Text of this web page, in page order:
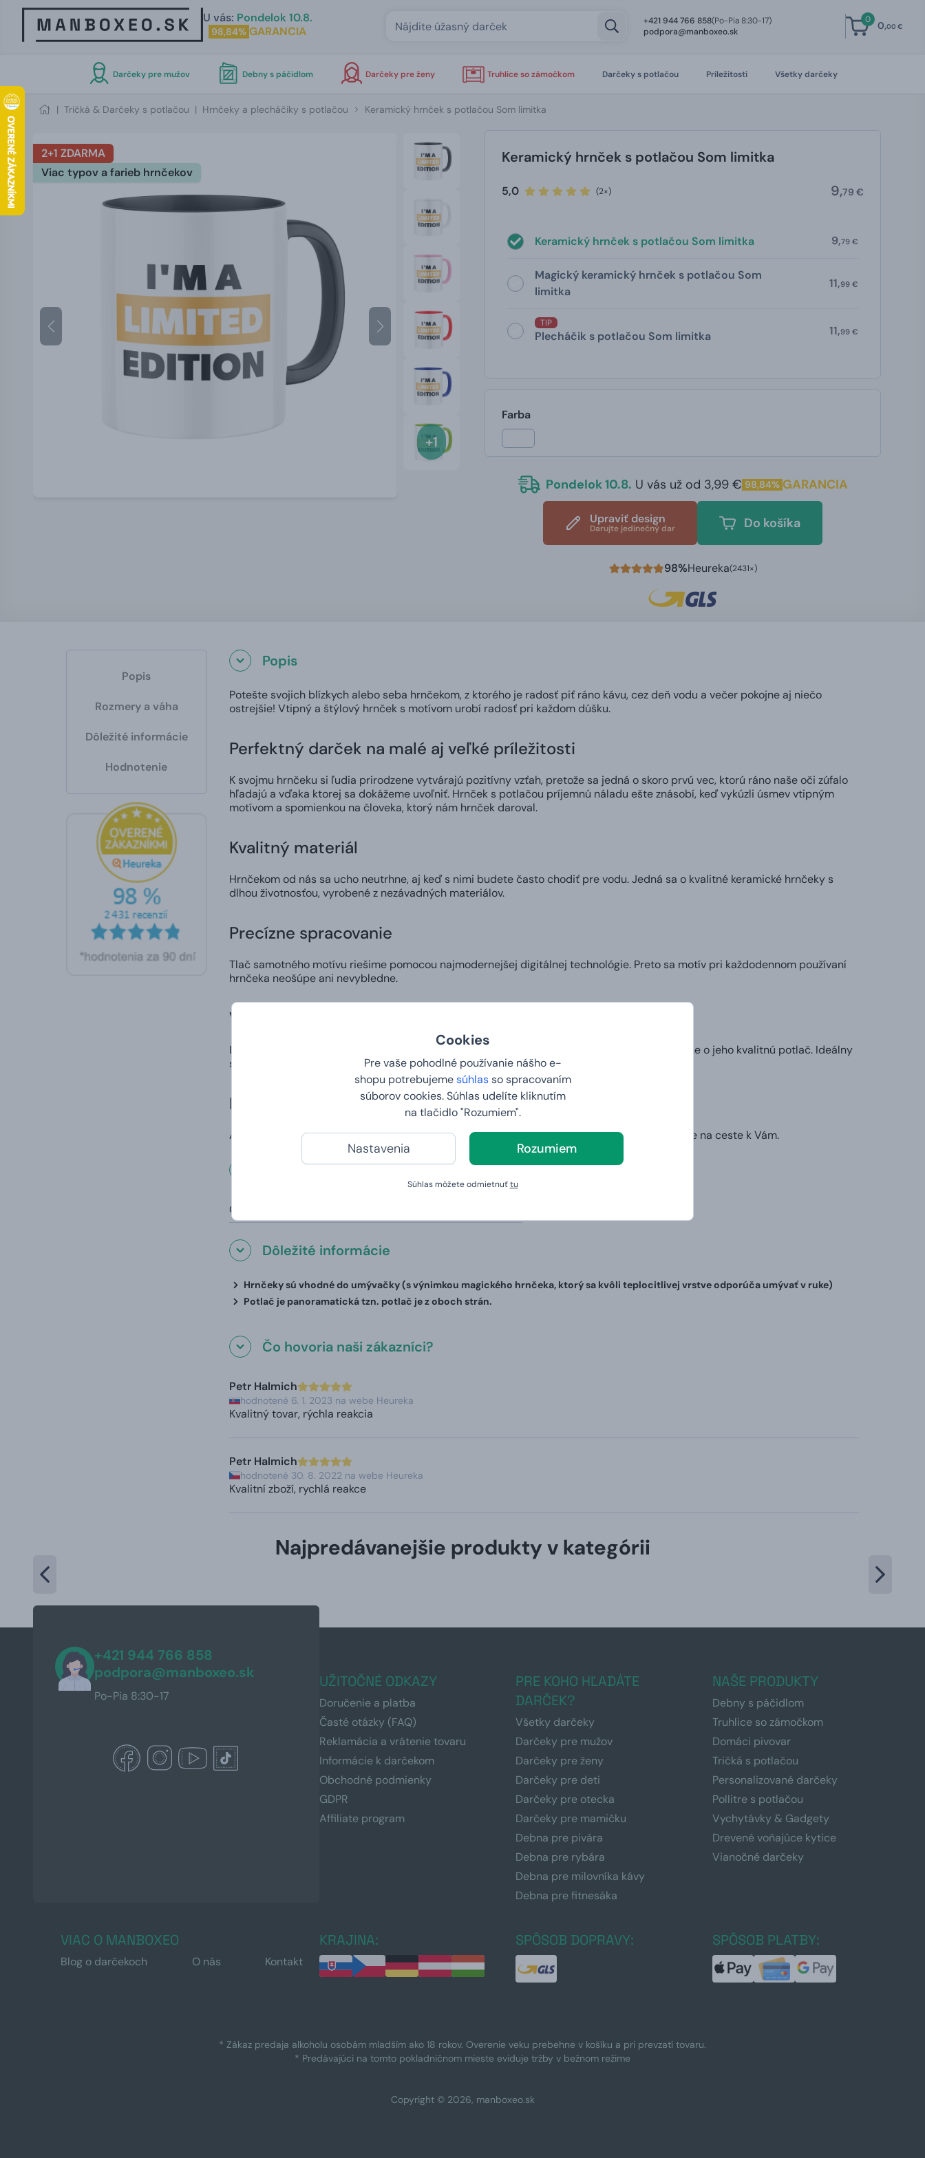
Cookies
Pre vaše pohodlné používanie nášho e-
shopu potrebujemesúhlasso spracovaním
súborov cookies. Súhlas udelíte kliknutím
na tlačidlo "Rozumiem".
Nastavenia Rozumiem
Súhlas môžete odmietnuťtu
U vás: Pondelok 10.8.
98,84% GARANCIA
+421 944 766 858(Po-Pia 8:30-17)
podpora@manboxeo.sk
0 0,00 €
Darčeky pre mužov Debny s páčidlom Darčeky pre ženy Truhlice so zámočkom Darčeky s potlačou Príležitosti Všetky darčeky
| Tričká & Darčeky s potlačou | Hrnčeky a plecháčiky s potlačou Keramický hrnček s potlačou Som limitka
2+1 ZDARMA
Viac typov a farieb hrnčekov
+1
Keramický hrnček s potlačou Som limitka
5,0 (2×) 9,79 €
Keramický hrnček s potlačou Som limitka 9,79 €
Magický keramický hrnček s potlačou Som
limitka
11,99 €
TIP
Plecháčik s potlačou Som limitka 11,99 €
Farba
Pondelok 10.8. U vás už od 3,99 € 98,84% GARANCIA
Upraviť design
Darujte jedinečný dar Do košíka
98%Heureka(2431×)
Popis
Rozmery a váha
Dôležité informácie
Hodnotenie
Popis
Potešte svojich blízkych alebo seba hrnčekom, z ktorého je radosť piť ráno kávu, cez deň vodu a večer pokojne aj niečo
ostrejšie! Vtipný a štýlový hrnček s motívom urobí radosť pri každom dúšku.
Perfektný darček na malé aj veľké príležitosti
K svojmu hrnčeku si ľudia prirodzene vytvárajú pozitívny vzťah, pretože sa jedná o skoro prvú vec, ktorú ráno naše oči zúfalo
hľadajú a vďaka ktorej sa dokážeme uvoľniť. Hrnček s potlačou príjemnú náladu ešte znásobí, keď vykúzli úsmev vtipným
motívom a spomienkou na človeka, ktorý nám hrnček daroval.
Kvalitný materiál
Hrnčekom od nás sa ucho neutrhne, aj keď s nimi budete často chodiť pre vodu. Jedná sa o kvalitné keramické hrnčeky s
dlhou životnosťou, vyrobené z nezávadných materiálov.
Precízne spracovanie
Tlač samotného motívu riešime pomocou najmodernejšej digitálnej technológie. Preto sa motív pri každodennom používaní
hrnčeka neošúpe ani nevybledne.
Vlastný dizajn
Ľahko a rýchlo si v našom editore môžete vytvoriť vlastný dizajn na hrnček a my sa postaráme o jeho kvalitnú potlač. Ideálny
spôsob, ako niekomu pripraviť skutočne osobitý darček alebo vyjadriť svoj štýl.
Doručenie do 2. dňa
A to vrátane vašej vlastnej potlače. Vy nám zadáte tričko vašich snov a na druhý deň už bude na ceste k Vám.
Rozmery a váha
Objem:
Dôležité informácie
Hrnčeky sú vhodné do umývačky (s výnimkou magického hrnčeka, ktorý sa kvôli teplocitlivej vrstve odporúča umývať v ruke)
Potlač je panoramatická tzn. potlač je z oboch strán.
Čo hovoria naši zákazníci?
Petr Halmich
hodnotené 6. 1. 2023 na webe Heureka
Kvalitný tovar, rýchla reakcia
Petr Halmich
hodnotené 30. 8. 2022 na webe Heureka
Kvalitní zboží, rychlá reakce
Najpredávanejšie produkty v kategórii
+421 944 766 858
podpora@manboxeo.sk
Po-Pia 8:30-17
UŽITOČNÉ ODKAZY
Doručenie a platba
Časté otázky (FAQ)
Reklamácia a vrátenie tovaru
Informácie k darčekom
Obchodné podmienky
GDPR
Affiliate program
PRE KOHO HĽADÁTE
DARČEK?
Všetky darčeky
Darčeky pre mužov
Darčeky pre ženy
Darčeky pre deti
Darčeky pre otecka
Darčeky pre mamičku
Debna pre pivára
Debna pre rybára
Debna pre milovníka kávy
Debna pre fitnesáka
NAŠE PRODUKTY
Debny s páčidlom
Truhlice so zámočkom
Domáci pivovar
Tričká s potlačou
Personalizované darčeky
Pollitre s potlačou
Vychytávky & Gadgety
Drevené voňajúce kytice
Vianočné darčeky
VIAC O MANBOXEO
Blog o darčekoch O nás Kontakt
KRAJINA: SPÔSOB DOPRAVY: SPÔSOB PLATBY:
* Zákaz predaja alkoholu osobám mladším ako 18 rokov. Overenie veku prebehne v košíku a pri prevzatí tovaru.
* Predávajúci na tomto pokladničnom mieste eviduje tržby v bežnom režime
Copyright © 2026, manboxeo.sk